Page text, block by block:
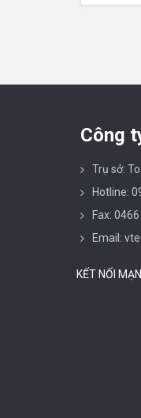
Công
Trụ sở:
Hotline:
Fax:
Email:
KẾT NỐI